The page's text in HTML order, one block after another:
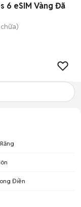
6 eSIM Vàng Đã
Điền